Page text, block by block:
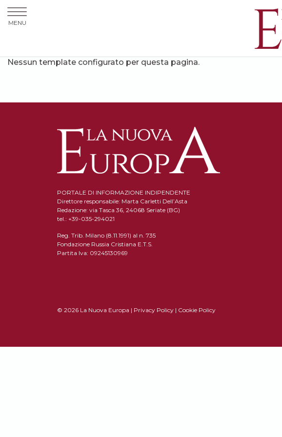
Nessun template configurato per questa pagina.
PORTALE DI INFORMAZIONE INDIPENDENTE
Direttore responsabile: Marta Carletti Dell’Asta
Redazione: via Tasca 36, 24068 Seriate (BG)
tel.: +39-035-294021
Reg. Trib. Milano (8.11.1991) al n. 735
Fondazione Russia Cristiana E.T.S.
Partita Iva: 09245130969
© 2026 La Nuova Europa | Privacy Policy | Cookie Policy
MENU